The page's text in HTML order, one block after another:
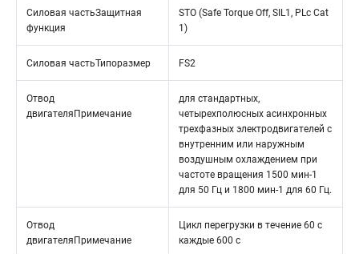
Силовая частьЗащитная
функция
STO (Safe Torque Off, SIL1, PLc Cat
1)
Силовая частьТипоразмер FS2
Отвод
двигателяПримечание
для стандартных,
четырехполюсных асинхронных
трехфазных электродвигателей с
внутренним или наружным
воздушным охлаждением при
частоте вращения 1500 мин-1
для 50 Гц и 1800 мин-1 для 60 Гц.
Отвод
двигателяПримечание
Цикл перегрузки в течение 60 с
каждые 600 с